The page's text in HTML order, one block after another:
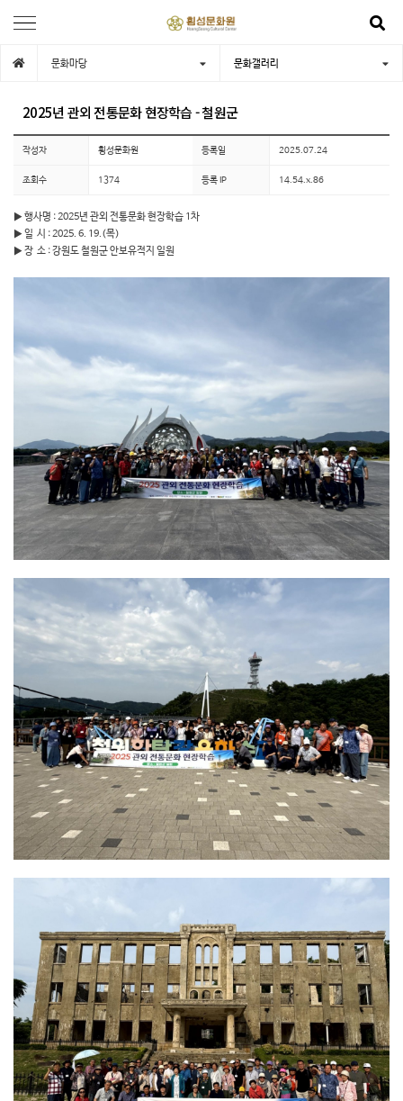
문화마당 문화갤러리
2025년 관외 전통문화 현장학습 - 철원군
작성자 횡성문화원 등록일 2025.07.24
조회수 1374 등록 IP 14.54.x.86
▶ 행사명 : 2025년 관외 전통문화 현장학습 1차
▶ 일 시 : 2025. 6. 19.(목)
▶ 장 소 : 강원도 철원군 안보유적지 일원